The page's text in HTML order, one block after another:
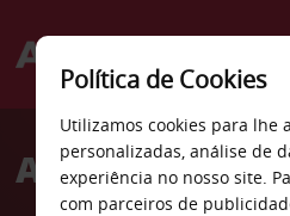
Welcome
AvisAluguer de
Política de Cookies
Utilizamos cookies para lhe
personalizadas, análise de
experiência no nosso site.
com parceiros de